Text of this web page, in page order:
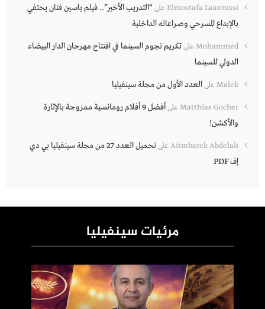
Elmostafa Laaroussi على“التدريب الأخير”.. فيلم ياسين فنان يحتفي
بالإبداع المسرحي وصراعاته الداخلية
Mohammed علىتكريم نجوم السينما في افتتاح مهرجان الدار البيضاء
الدولي للسينما
Malek علىالعدد الأول من مجلة سينفيليا
Matthias Gocher على
أفضل 9 أفلام رومانسية ممزوجة بالإثارة
والأكشن!
Aitmbarek Abdelali على
تحميل العدد 27 من مجلة سينفيليا بي دي
إف PDF
مرئيات سينفيليا